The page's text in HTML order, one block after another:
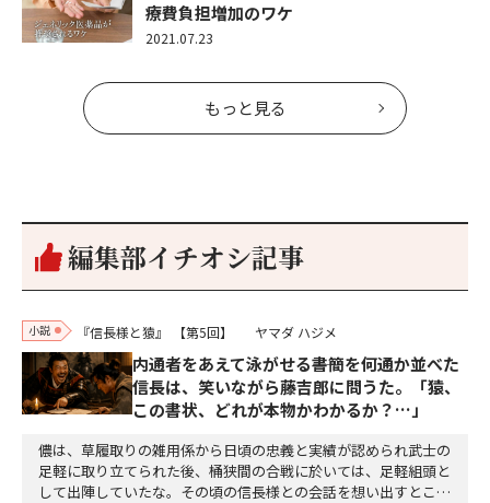
療費負担増加のワケ
2021.07.23
もっと見る
編集部イチオシ記事
小説 『信長様と猿』 【第5回】 ヤマダ ハジメ
内通者をあえて泳がせる――書簡を何通か並べた
信長は、笑いながら藤吉郎に問うた。「猿、
この書状、どれが本物かわかるか？…」
儂は、草履取りの雑用係から日頃の忠義と実績が認められ武士の
足軽に取り立てられた後、桶狭間の合戦に於いては、足軽組頭と
して出陣していたな。その頃の信長様との会話を想い出すとこん